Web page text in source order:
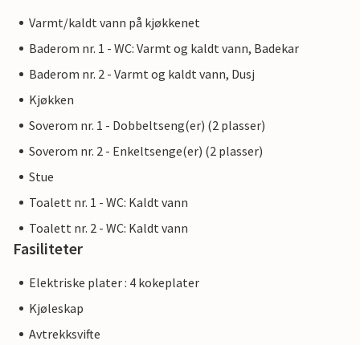
Varmt/kaldt vann på kjøkkenet
Baderom nr. 1 - WC: Varmt og kaldt vann, Badekar
Baderom nr. 2 - Varmt og kaldt vann, Dusj
Kjøkken
Soverom nr. 1 - Dobbeltseng(er) (2 plasser)
Soverom nr. 2 - Enkeltsenge(er) (2 plasser)
Stue
Toalett nr. 1 - WC: Kaldt vann
Toalett nr. 2 - WC: Kaldt vann
Fasiliteter
Elektriske plater : 4 kokeplater
Kjøleskap
Avtrekksvifte